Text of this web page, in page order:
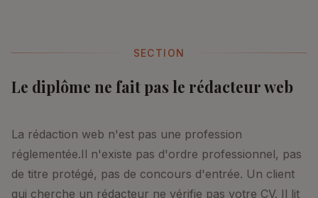
SECTION
Le diplôme ne fait pas le rédacteur web
La rédaction web n'est pas une profession
réglementée.Il n'existe pas d'ordre professionnel, pas
de titre protégé, pas de concours d'entrée. Un client
qui cherche un rédacteur ne vérifie pas votre CV. Il lit